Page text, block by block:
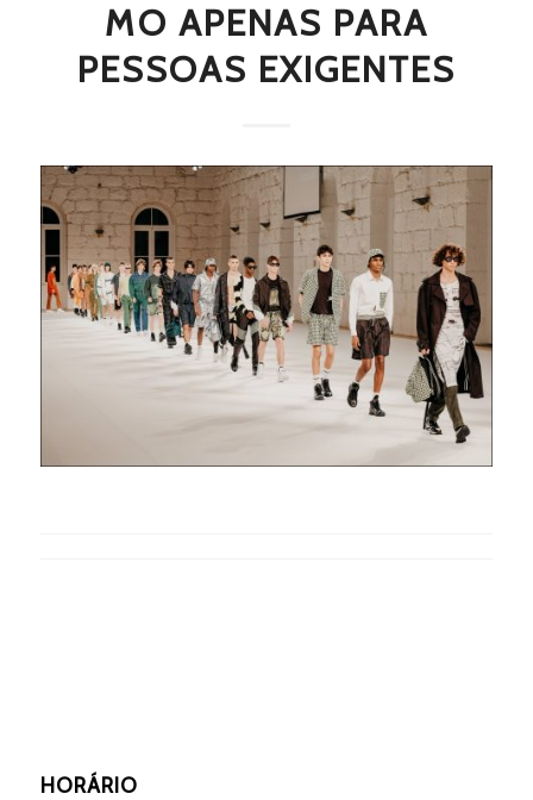
MO APENAS PARA
PESSOAS EXIGENTES
HORÁRIO